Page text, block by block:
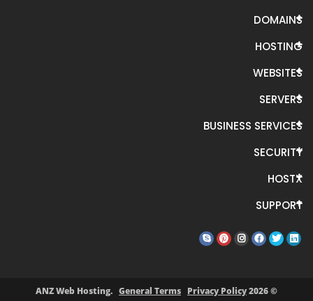
DOMAINS
HOSTING
WEBSITES
SERVERS
BUSINESS SERVICES
SECURITY
HOSTX
SUPPORT
© 2026 ANZ Web Hosting.
General Terms Privacy Policy